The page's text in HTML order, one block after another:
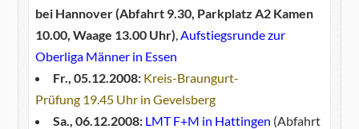
bei Hannover (Abfahrt 9.30, Parkplatz A2 Kamen
10.00, Waage 13.00 Uhr) Aufstiegsrunde zur
Oberliga Männer in Essen
Fr., 05.12.2008: Kreis-Braungurt-
Prüfung 19.45 Uhr in Gevelsberg
Sa., 06.12.2008: LMT F+M in Hattingen (Abfahrt